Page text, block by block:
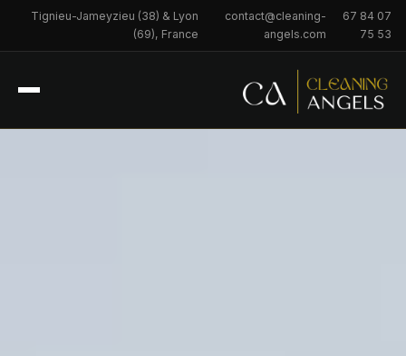
07 84 67
53 75
contact@cleaning-
angels.com
Tignieu-Jameyzieu (38) & Lyon
(69), France